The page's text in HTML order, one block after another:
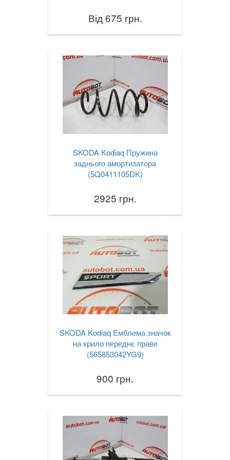
Від 675 грн.
SKODA Kodiaq Пружина
заднього амортизатора
(5Q0411105DK)
2925 грн.
SKODA Kodiaq Емблема значок
на крило переднє праве
(565853042YG9)
900 грн.